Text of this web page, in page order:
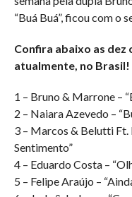
“Buá Buá”, ficou com o
Confira abaixo as dez
atualmente, no Brasil!
1 – Bruno & Marrone –
2 – Naiara Azevedo –
3 – Marcos & Belutti Ft.
Sentimento”
4 – Eduardo Costa –
5 – Felipe Araújo –